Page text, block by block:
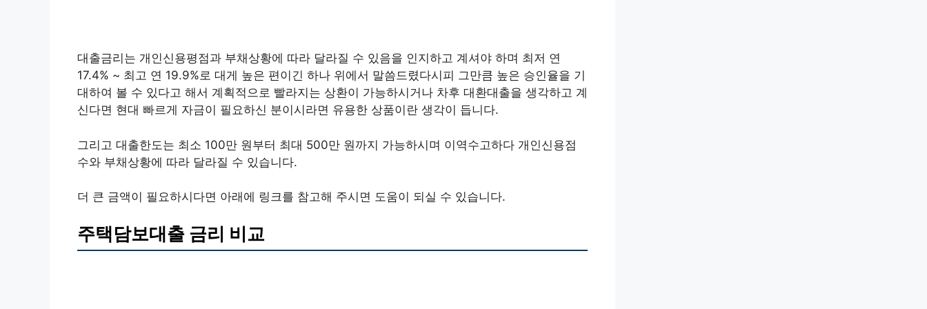
대출금리는 개인신용평점과 부채상황에 따라 달라질 수 있음을 인지하고 계셔야 하며 최저 연
17.4% ~ 최고 연 19.9%로 대게 높은 편이긴 하나 위에서 말씀드렸다시피 그만큼 높은 승인율을 기
대하여 볼 수 있다고 해서 계획적으로 빨라지는 상환이 가능하시거나 차후 대환대출을 생각하고 계
신다면 현대 빠르게 자금이 필요하신 분이시라면 유용한 상품이란 생각이 듭니다.
그리고 대출한도는 최소 100만 원부터 최대 500만 원까지 가능하시며 이역수고하다 개인신용점
수와 부채상황에 따라 달라질 수 있습니다.
더 큰 금액이 필요하시다면 아래에 링크를 참고해 주시면 도움이 되실 수 있습니다.
주택담보대출 금리 비교